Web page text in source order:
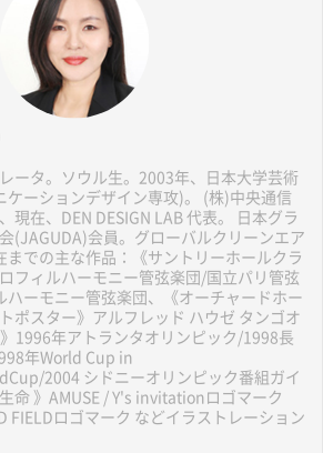
ータ。ソウル生。2003年、日本大学芸術
ケーションデザイン専攻)。 (株)中央通信
現在、DEN DESIGN LAB 代表。 日本グラ
(JAGUDA)会員。グローバルクリーンエア
までの主な作品：《サントリーホールクラ
フィルハーモニー管弦楽団/国立パリ管弦
ハーモニー管弦楽団、《オーチャードホー
ポスター》アルフレッド ハウゼ タンゴオ
1996年アトランタオリンピック/1998長
年World Cup in
2004 シドニーオリンピック番組ガイ
命 》AMUSE / Y's invitationロゴマーク
FIELDロゴマーク などイラストレーション